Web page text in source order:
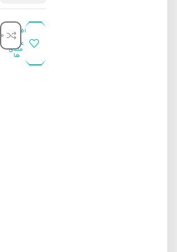
افزودن
به
علاقه
مندی
ها